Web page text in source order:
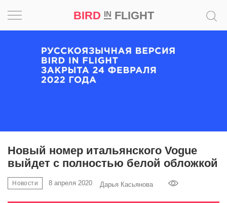
BIRD INFLIGHT
Новый номер итальянского Vogue
выйдет с полностью белой обложкой
Новости 8 апреля 2020 Дарья Касьянова